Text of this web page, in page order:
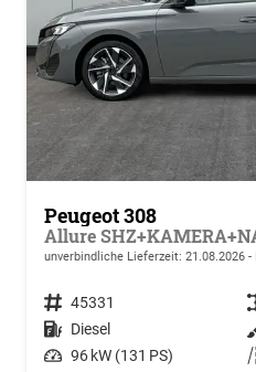
Peugeot 308
unverbindliche Lieferzeit: 21.08.2026
Fahrzeugnr. 45331
Kraftstoff Diesel
Leistung 96 kW (131 PS)